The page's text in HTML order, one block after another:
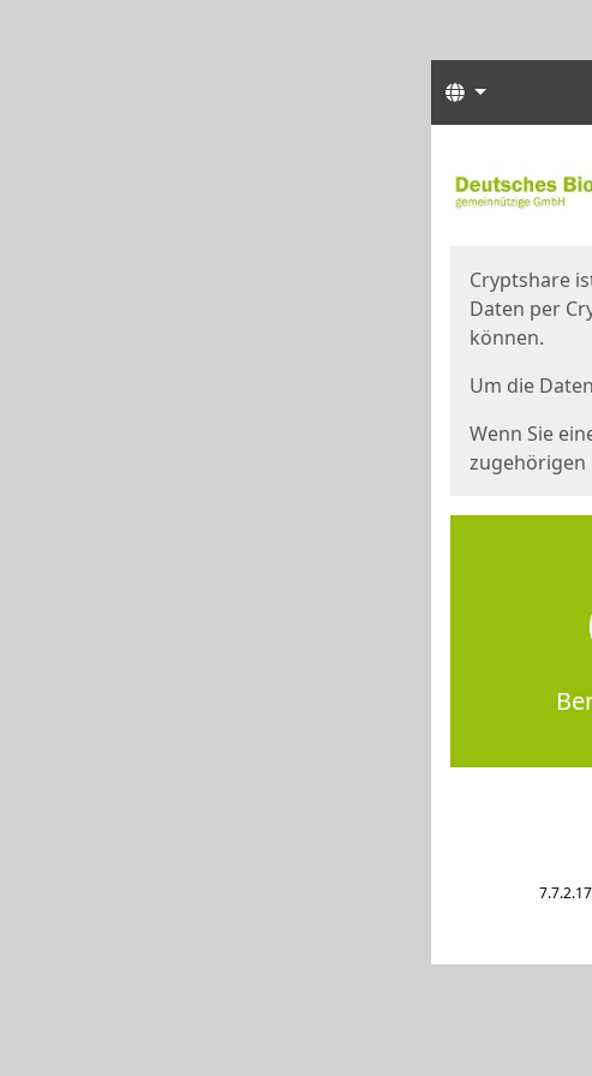
Sprachen
Cryptshare
Daten per
können.
Um die
Wenn Sie
zugehörigen